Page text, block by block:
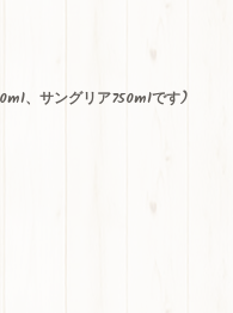
、サングリア750mlです)